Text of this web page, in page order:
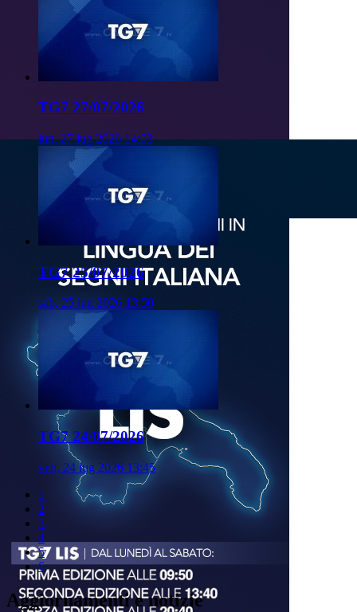
TG7 27/07/2026
lun, 27 lug 2026 14:03
TG7 25/07/2026
sab, 25 lug 2026 13:50
TG7 24/07/2026
ven, 24 lug 2026 13:45
1
2
3
4
5
6
Aggiornamenti e notizie